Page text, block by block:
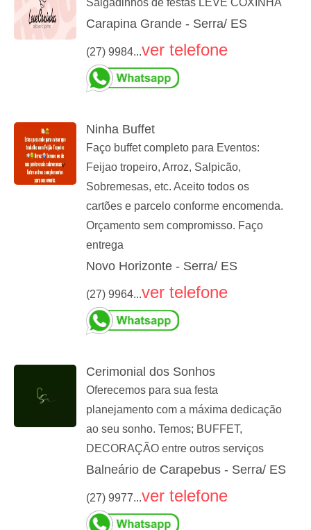
Salgadinhos de festas LEVE COXINHA
Carapina Grande - Serra/ ES
(27) 9984...ver telefone
Ninha Buffet
Faço buffet completo para Eventos:
Feijao tropeiro, Arroz, Salpicão,
Sobremesas, etc. Aceito todos os
cartões e parcelo conforme encomenda.
Orçamento sem compromisso. Faço
entrega
Novo Horizonte - Serra/ ES
(27) 9964...ver telefone
Cerimonial dos Sonhos
Oferecemos para sua festa
planejamento com a máxima dedicação
ao seu sonho. Temos; BUFFET,
DECORAÇÃO entre outros serviços
Balneário de Carapebus - Serra/ ES
(27) 9977...ver telefone